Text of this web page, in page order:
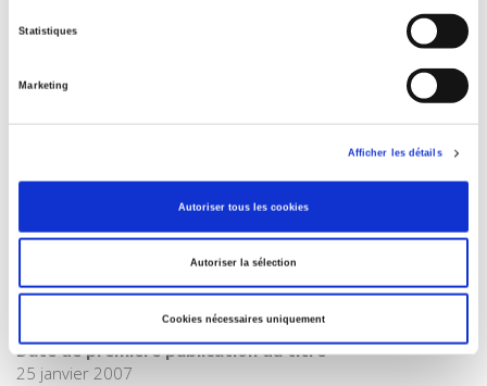
Statistiques
Marketing
Afficher les détails
Autoriser tous les cookies
Autoriser la sélection
Cookies nécessaires uniquement
Internet Hierarchy
Internet Hierarchy
Catégorie (éditeur)
BISAC Subject Heading
POL000000 POLITICAL SCIENCE
Code publique Onix
06 Professionnel et académique
CLIL (Version 2013-2019 )
3283 SCIENCES POLITIQUES
Date de première publication du titre
25 janvier 2007